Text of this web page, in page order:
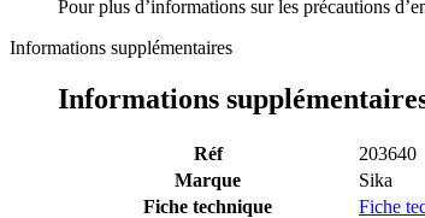
Pour plus d’informations sur les précautions
Informations supplémentaires
Informations
Réf
203640
Marque
Sika
Fiche technique
Fiche